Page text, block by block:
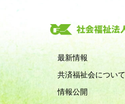
最新情報
共済福祉会について
情報公開